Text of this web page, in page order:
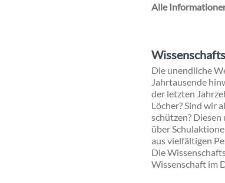
Alle
Die unendliche
Jahrtausende
der letzten
Löcher? Sind wir
schützen?
über
aus vielfältigen
Die
Wissenschaft im